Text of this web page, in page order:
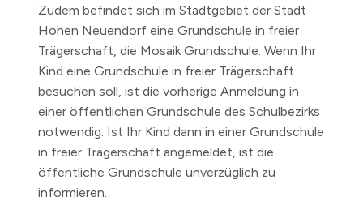
Zudem befindet sich im Stadtgebiet der Stadt
Hohen Neuendorf eine Grundschule in freier
Trägerschaft, die Mosaik Grundschule. Wenn Ihr
Kind eine Grundschule in freier Trägerschaft
besuchen soll, ist die vorherige Anmeldung in
einer öffentlichen Grundschule des Schulbezirks
notwendig. Ist Ihr Kind dann in einer Grundschule
in freier Trägerschaft angemeldet, ist die
öffentliche Grundschule unverzüglich zu
informieren.